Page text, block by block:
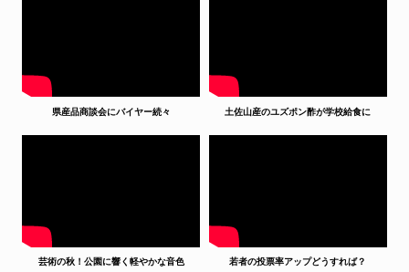
県産品商談会にバイヤー続々 土佐山産のユズポン酢が学校給食に
芸術の秋！公園に響く軽やかな音色 若者の投票率アップどうすれば？